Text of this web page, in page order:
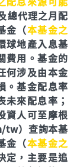
總代理之月配
金（本基金之
球地產入息基
費用。基金的
何涉及由本金
。基金配息率
來配息率；
資人可至摩根
tw）查詢本基
金（本基金之
定，主要是追